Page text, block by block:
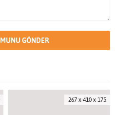
267 x 410 x 175